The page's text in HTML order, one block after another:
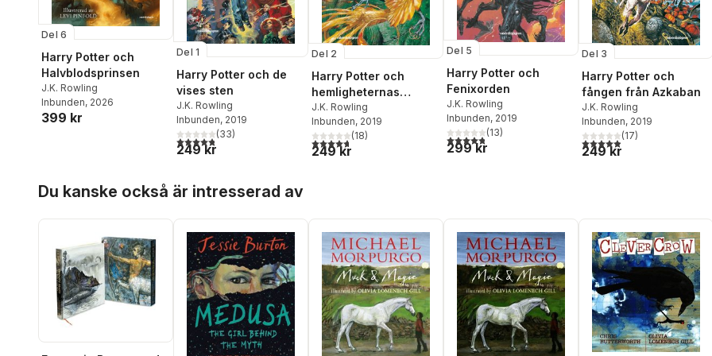
Del 6
Harry Potter och
Halvblodsprinsen
J.K. Rowling
Inbunden, 2026
399 kr
Del 1
Harry Potter och de
vises sten
J.K. Rowling
Inbunden, 2019
4,8utav 5 stjärnor. Totalt antal röster:
(33)
249 kr
Del 2
Harry Potter och
hemligheternas
kammare
J.K. Rowling
Inbunden, 2019
4,7utav 5 stjärnor. Totalt antal röster:
(18)
249 kr
Del 5
Harry Potter och
Fenixorden
J.K. Rowling
Inbunden, 2019
4,8utav 5 stjärnor. Totalt antal röster:
(13)
299 kr
Del 3
Harry Potter och
fången från Azkaban
J.K. Rowling
Inbunden, 2019
4,9utav 5 stjärnor. Totalt
(17)
249 kr
Du kanske också är intresserad av